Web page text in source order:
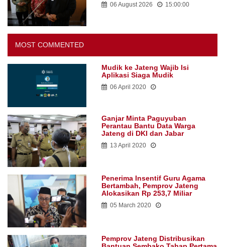
06 August 2026 15:00:00
MOST COMMENTED
Mudik ke Jateng Wajib Isi
Aplikasi Siaga Mudik
06 April 2020
Ganjar Minta Paguyuban
Perantau Bantu Data Warga
Jateng di DKI dan Jabar
13 April 2020
Penerima Insentif Guru Agama
Bertambah, Pemprov Jateng
Alokasikan Rp 253,7 Miliar
05 March 2020
Pemprov Jateng Distribusikan